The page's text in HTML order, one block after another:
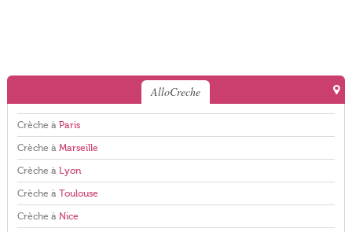
AlloCreche
Crèche à Paris
Crèche à Marseille
Crèche à Lyon
Crèche à Toulouse
Crèche à Nice